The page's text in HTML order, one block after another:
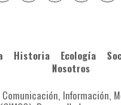
Historia Ecología
Nosotros
Información,